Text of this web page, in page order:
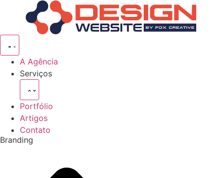
A Agência
Serviços
Portfólio
Artigos
Contato
Branding